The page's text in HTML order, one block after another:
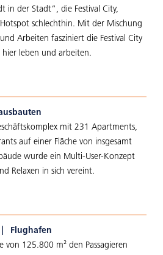
in der Stadt“, die Festival City,
schlechthin. Mit der Mischung
Arbeiten fasziniert die Festival City
hier leben und arbeiten.
mit 231 Apartments,
auf einer Fläche von insgesamt
wurde ein Multi-User-Konzept
Relaxen in sich vereint.
Flughafen
von 125.800 m² den Passagieren